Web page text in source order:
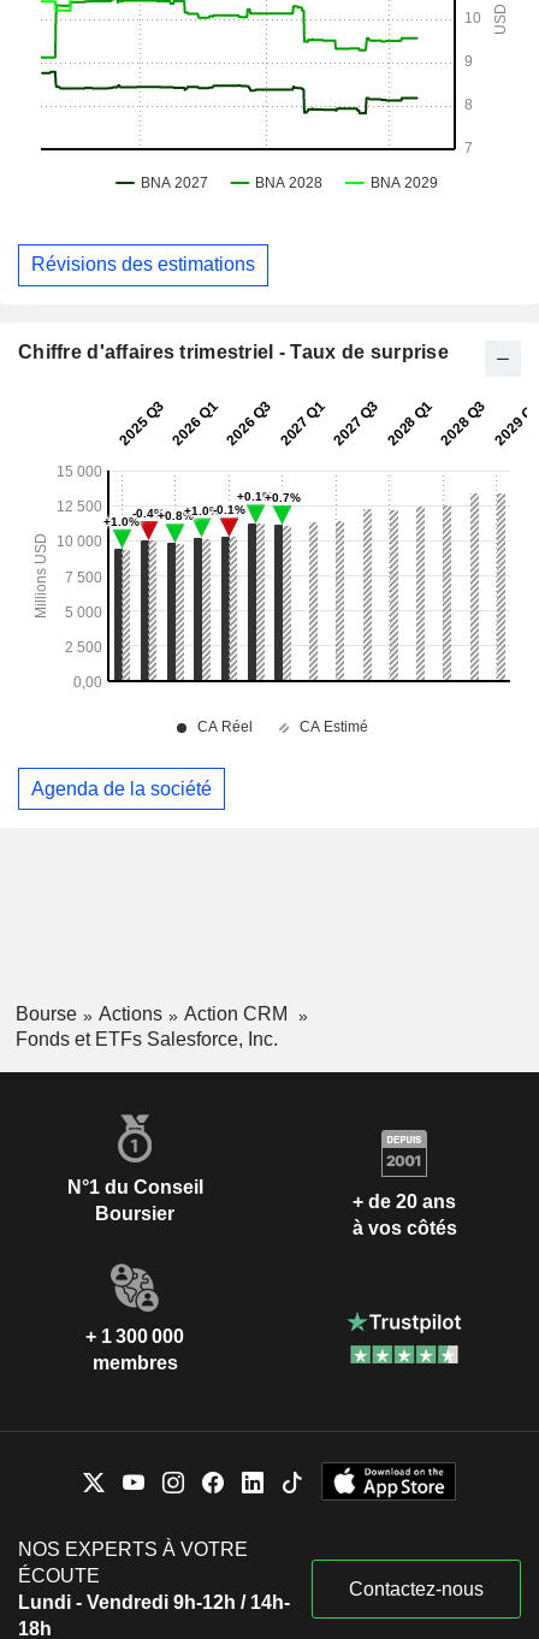
Révisions des estimations
Chiffre d'affaires trimestriel - Taux de surprise
Agenda de la société
Bourse Actions
Action CRM
Fonds et ETFs Salesforce, Inc.
N°1 du Conseil
Boursier
+ de 20 ans
à vos côtés
+ 1 300 000
membres
NOS EXPERTS À VOTRE
ÉCOUTE
Lundi - Vendredi 9h-12h / 14h-
18h
Contactez-nous